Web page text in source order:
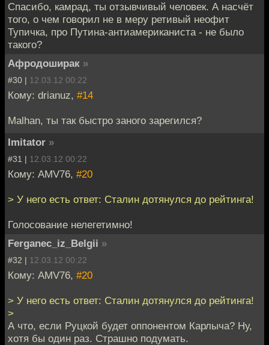
Спасибо, камрад, ты отзывчивый человек. А насчёт
того, о чем говорил не в меру ретивый неофит
Тупичка, про Путина-антиамериканиста - не было
такого?
Афродоширак »
#30 | 12.03.12 00:22
Кому: drianuz, #14
Malhan, ты так быстро заного зарегился?
Imitator »
#31 | 12.03.12 00:22
Кому: AMV76, #20
> У него есть ответ: Сталин дотянулся до рейтинга!
Голосование нелегетимно!
Ferganec_iz_Belgii »
#32 | 12.03.12 00:22
Кому: AMV76, #20
> У него есть ответ: Сталин дотянулся до рейтинга!
>
А что, если Руцкой будет оппонентом Карлыча? Ну,
хотя бы один раз. Страшно подумать.